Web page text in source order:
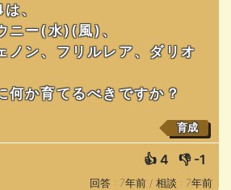
、
ニー(水)(風)、
ノン、フリルレア、ダリオ
何か育てるべきですか？
育成
👍 4 👎 -1
回答 : 7年前 / 相談 : 7年前